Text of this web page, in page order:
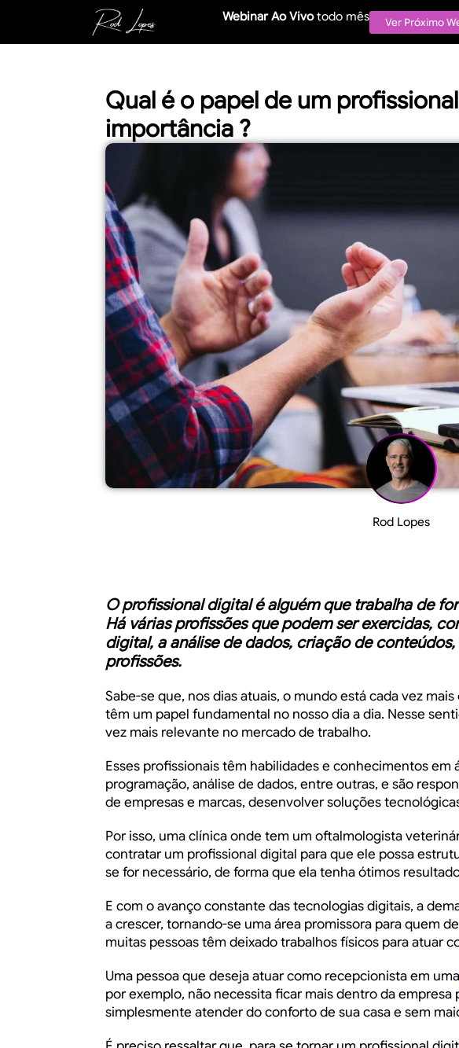
Webinar Ao Vivotodo mês Ver Próximo
Qual é o papel de um
importância ?
Rod Lopes
O profissional digital é alguém que trabalha de
Há várias profissões que podem ser exercidas,
digital, a análise de dados, criação de
profissões.
Sabe-se que, nos dias atuais, o mundo está cada vez
têm um papel fundamental no nosso dia a dia. Nesse
vez mais relevante no mercado de trabalho.
Esses profissionais têm habilidades e conhecimentos em
programação, análise de dados, entre outras, e são
de empresas e marcas, desenvolver soluções
Por isso, uma clínica onde tem umoftalmologista
contratar um profissional digital para que ele possa
se for necessário, de forma que ela tenha ótimos
E com o avanço constante das tecnologias digitais, a
a crescer, tornando-se uma área promissora para quem
muitas pessoas têm deixado trabalhos físicos para atuar
Uma pessoa que deseja atuar como recepcionista em
por exemplo, não necessita ficar mais dentro da empresa
simplesmente atender do conforto de sua casa e sem